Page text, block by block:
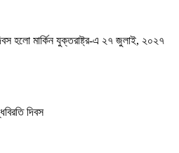
হলো মার্কিন যুক্তরাষ্ট্র-এ ২৭ জুলাই, ২০২৭
দিবস